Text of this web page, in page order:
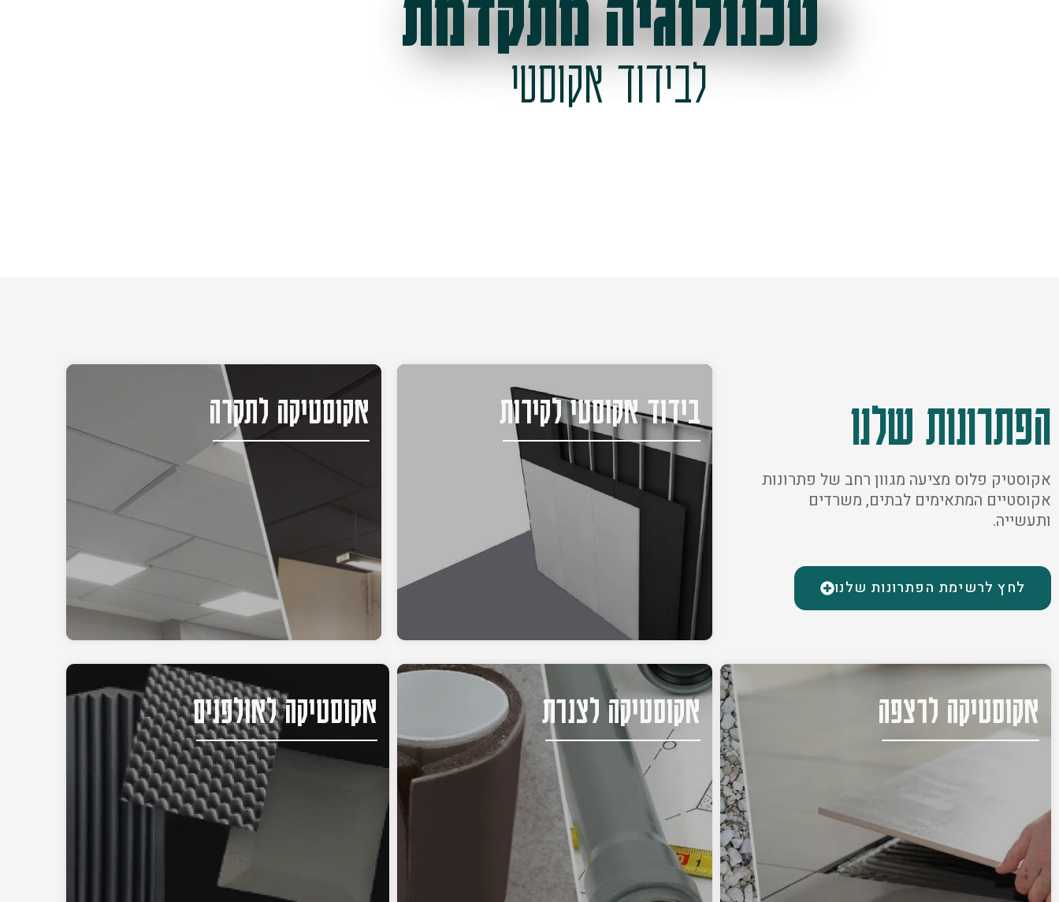
טכנולוגיה מתקדמת
לבידוד אקוסטי
הפתרונות שלנו
אקוסטיק פלוס מציעה מגוון רחב של פתרונות
אקוסטיים המתאימים לבתים, משרדים
ותעשייה.
לחץ לרשימת הפתרונות שלנו
בידוד אקוסטי לקירות אקוסטיקה לתקרה
אקוסטיקה לרצפה אקוסטיקה לצנרת אקוסטיקה לאולפנים